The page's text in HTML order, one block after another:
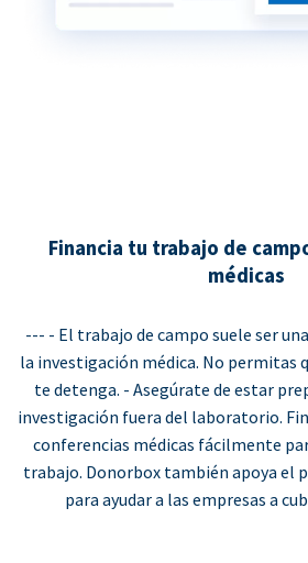
Financia tu trabajo de
médicas
--- - El trabajo de campo suele ser
la investigación médica. No permitas
te detenga. - Asegúrate de estar
investigación fuera del laboratorio.
conferencias médicas fácilmente
trabajo. Donorbox también apoya el
para ayudar a las empresas a